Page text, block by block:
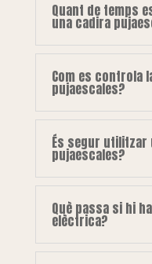
Quant de temps
una cadira
Com es controla
pujaescales?
És segur utilitzar
pujaescales?
Què passa si hi
elèctrica?